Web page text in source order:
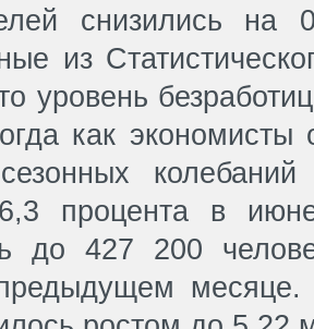
снизились
из
уровень
как
колебаний
процента в
до 427 200